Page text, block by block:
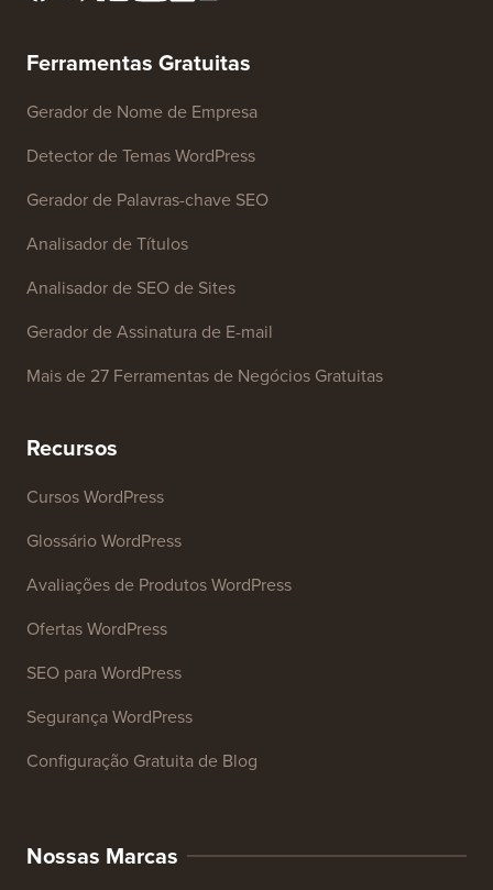
Ferramentas Gratuitas
Gerador de Nome de Empresa
Detector de Temas WordPress
Gerador de Palavras-chave SEO
Analisador de Títulos
Analisador de SEO de Sites
Gerador de Assinatura de E-mail
Mais de 27 Ferramentas de Negócios Gratuitas
Recursos
Cursos WordPress
Glossário WordPress
Avaliações de Produtos WordPress
Ofertas WordPress
SEO para WordPress
Segurança WordPress
Configuração Gratuita de Blog
Nossas Marcas